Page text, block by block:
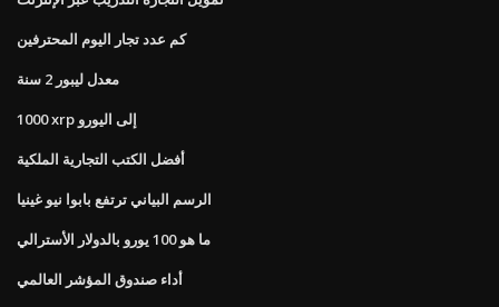
كم عدد تجار اليوم المحترفين
معدل ليبور 2 سنة
1000 xrp إلى اليورو
أفضل الكتب التجارية الملكية
الرسم البياني ترتفع بابوا نيو غينيا
ما هو 100 يورو بالدولار الأسترالي
أداء صندوق المؤشر العالمي